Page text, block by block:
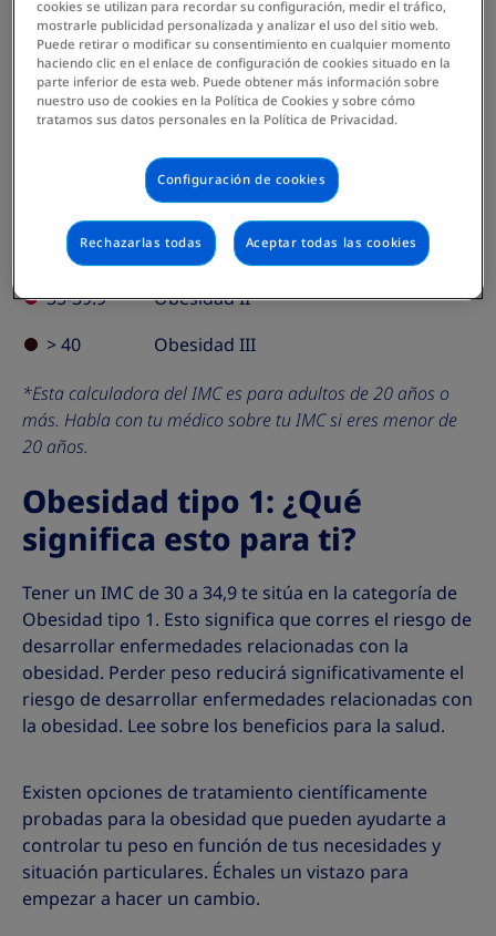
Tabla
de
clasificación
IMC
Clasificación
< 18.5
Peso inferior al normal
Peso normal
Sobrepeso
30-34.9
Obesidad I
35-39.9
Obesidad II
> 40
Obesidad III
*Esta calculadora del IMC es para adultos de 20 años o
más. Habla con tu médico sobre tu IMC si eres menor de
20 años.
Obesidad tipo 1: ¿Qué
significa esto para ti?
Tener un IMC de 30 a 34,9 te sitúa en la categoría de
Obesidad tipo 1. Esto significa que corres el riesgo de
desarrollar enfermedades relacionadas con la
obesidad. Perder peso reducirá significativamente el
riesgo de desarrollar enfermedades relacionadas con
la obesidad. Lee sobre los beneficios para la salud.
Existen opciones de tratamiento científicamente
probadas para la obesidad que pueden ayudarte a
controlar tu peso en función de tus necesidades y
situación particulares. Échales un vistazo para
empezar a hacer un cambio.
cookies se utilizan para recordar su configuración, medir el tráfico,
mostrarle publicidad personalizada y analizar el uso del sitio web.
Puede retirar o modificar su consentimiento en cualquier momento
haciendo clic en el enlace de configuración de cookies situado en la
parte inferior de esta web. Puede obtener más información sobre
nuestro uso de cookies en la Política de Cookies y sobre cómo
tratamos sus datos personales en la Política de Privacidad.
Configuración de cookies
Rechazarlas todas Aceptar todas las cookies